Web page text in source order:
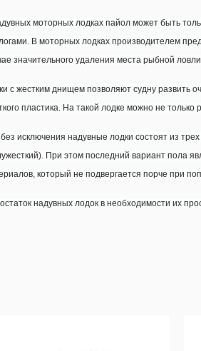
моторных лодках пайол может быть
В моторных лодках производителем
значительного удаления места рыбной
с жестким днищем позволяют судну развить
пластика. На такой лодке можно не только
без исключения надувные лодки состоят из
При этом последний вариант пола
который не подвергается порче при
надувных лодок в необходимости их